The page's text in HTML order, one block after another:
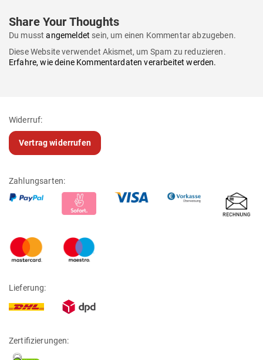
Share Your Thoughts
Du musstangemeldet sein, um einen Kommentar abzugeben.
Diese Website verwendet Akismet, um Spam zu reduzieren.
Erfahre, wie deine Kommentardaten verarbeitet werden.
Widerruf:
Vertrag widerrufen
Zahlungsarten:
Lieferung:
Zertifizierungen: